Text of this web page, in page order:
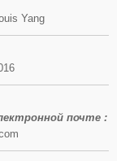
Yang
почте :